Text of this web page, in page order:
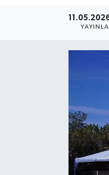
Son Dakika